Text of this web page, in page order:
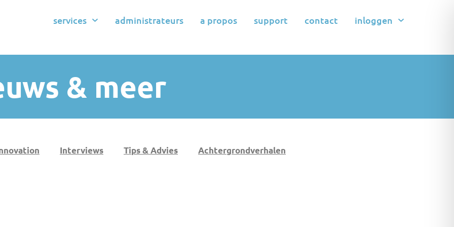
services administrateurs a propos support contact
inloggen
& meer
Interviews Tips & Advies Achtergrondverhalen